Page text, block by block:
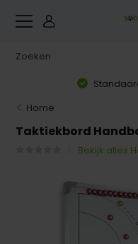
Home
Taktiekbord
Bekijk alles